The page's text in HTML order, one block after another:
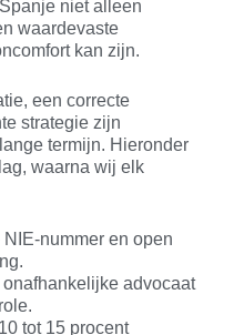
niet alleen
waardevaste
kan zijn.
een correcte
strategie zijn
termijn. Hieronder
waarna wij elk
nummer en open
advocaat
tot 15 procent